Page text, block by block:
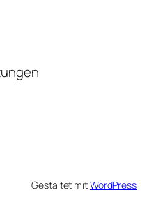
Gestaltet mitWordPress